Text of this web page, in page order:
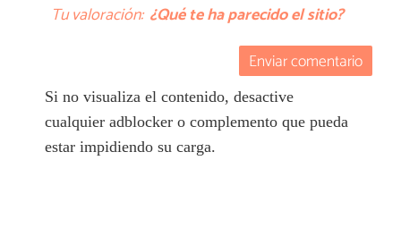
Tu valoración: ¿Qué te ha parecido el sitio?
Enviar comentario
Si no visualiza el contenido, desactive
cualquier adblocker o complemento que pueda
estar impidiendo su carga.